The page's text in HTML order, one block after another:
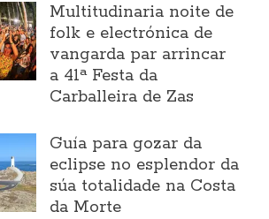
Multitudinaria noite de
folk e electrónica de
vangarda par arrincar
a 41ª Festa da
Carballeira de Zas
Guía para gozar da
eclipse no esplendor da
súa totalidade na Costa
da Morte